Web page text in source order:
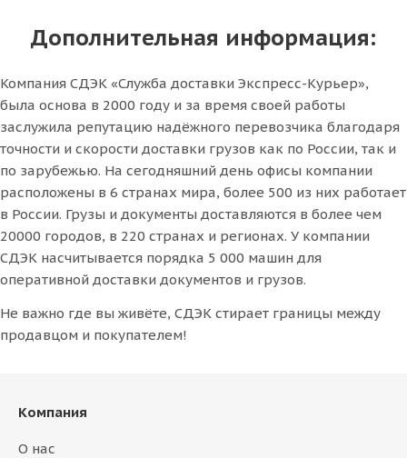
Дополнительная информация:
Компания СДЭК «Служба доставки Экспресс-Курьер»,
была основа в 2000 году и за время своей работы
заслужила репутацию надёжного перевозчика благодаря
точности и скорости доставки грузов как по России, так и
по зарубежью. На сегодняшний день офисы компании
расположены в 6 странах мира, более 500 из них работает
в России. Грузы и документы доставляются в более чем
20000 городов, в 220 странах и регионах. У компании
СДЭК насчитывается порядка 5 000 машин для
оперативной доставки документов и грузов.
Не важно где вы живёте, СДЭК стирает границы между
продавцом и покупателем!
Компания
О нас